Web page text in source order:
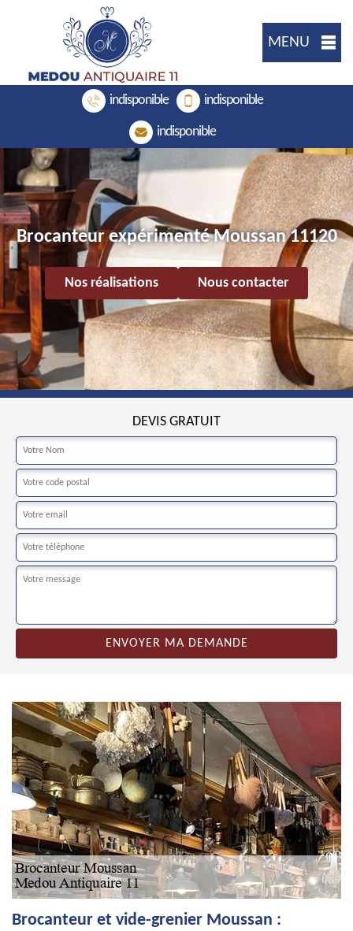
MENU
indisponible indisponible
indisponible
Brocanteur expérimenté Moussan 11120
Nos réalisations Nous contacter
DEVIS GRATUIT
Brocanteur et vide-grenier Moussan :